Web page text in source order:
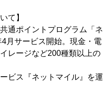
て】
通ポイントプログラム「ネ
月サービス開始。現金・電
レージなど200種類以上の
ビス『ネットマイル』を運